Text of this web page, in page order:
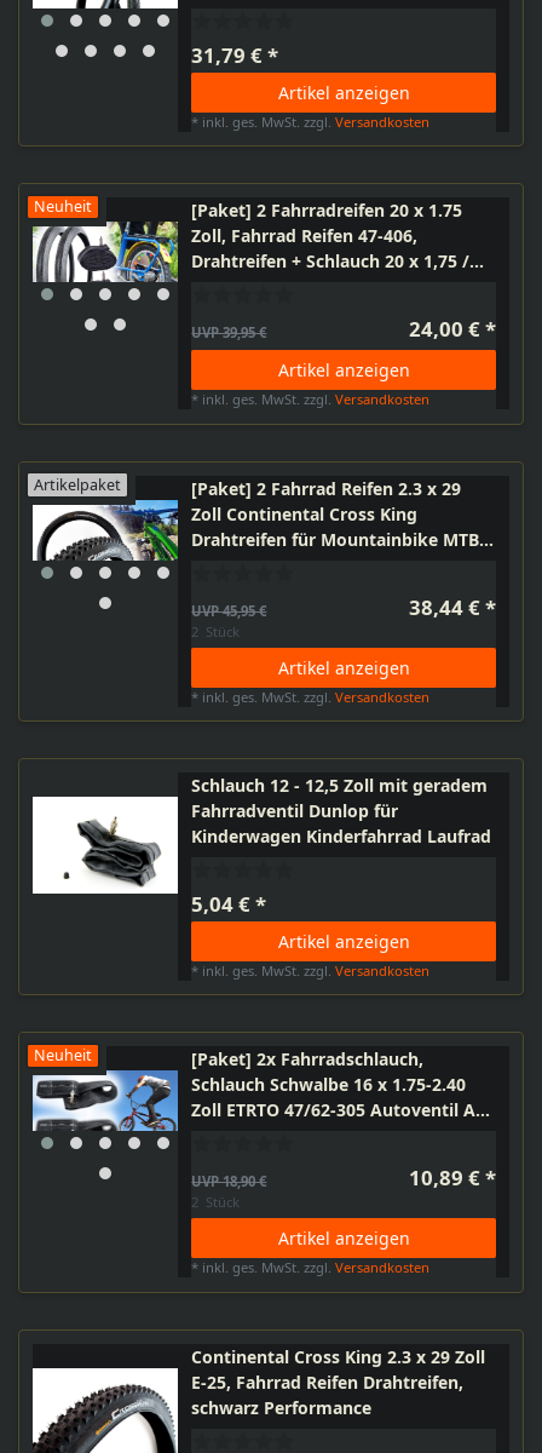
31,79 € *
Artikel anzeigen
* inkl. ges. MwSt. zzgl.Versandkosten
Neuheit
[Paket] 2 Fahrradreifen 20 x 1.75
Zoll, Fahrrad Reifen 47-406,
Drahtreifen + Schlauch 20 x 1,75 /
Kinderfahrrad BMX
UVP 39,95 € 24,00 € *
Artikel anzeigen
* inkl. ges. MwSt. zzgl.Versandkosten
Artikelpaket
[Paket] 2 Fahrrad Reifen 2.3 x 29
Zoll Continental Cross King
Drahtreifen für Mountainbike MTB
UVP 45,95 € 38,44 € *
2 Stück
Artikel anzeigen
* inkl. ges. MwSt. zzgl.Versandkosten
Schlauch 12 - 12,5 Zoll mit geradem
Fahrradventil Dunlop für
Kinderwagen Kinderfahrrad Laufrad
5,04 € *
Artikel anzeigen
* inkl. ges. MwSt. zzgl.Versandkosten
Neuheit
[Paket] 2x Fahrradschlauch,
Schlauch Schwalbe 16 x 1.75-2.40
Zoll ETRTO 47/62-305 Autoventil AV
Anhänger, Mofa
UVP 18,90 € 10,89 € *
2 Stück
Artikel anzeigen
* inkl. ges. MwSt. zzgl.Versandkosten
Continental Cross King 2.3 x 29 Zoll
E-25, Fahrrad Reifen Drahtreifen,
schwarz Performance